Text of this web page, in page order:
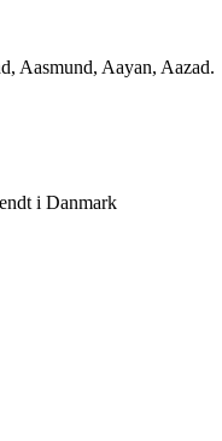
Aasmund, Aayan, Aazad.
i Danmark